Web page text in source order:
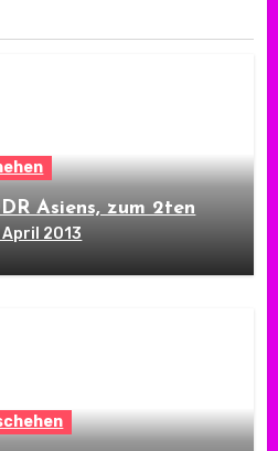
Asiens, zum 2ten
April 2013